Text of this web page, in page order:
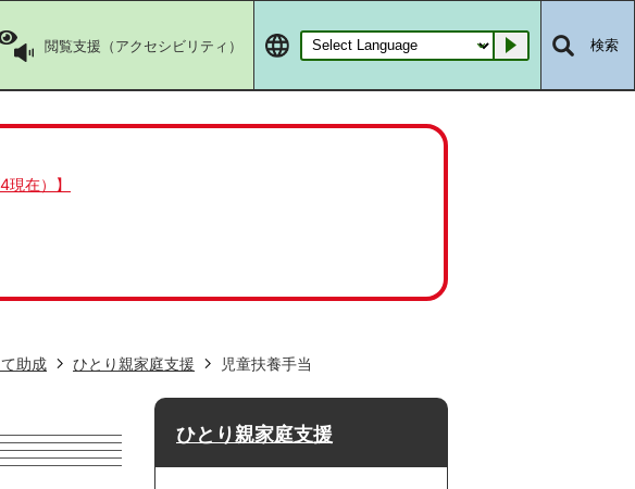
閲覧支援（アクセシビリティ） Go 検索
在）】
助成 ひとり親家庭支援 児童扶養手当
ひとり親家庭支援